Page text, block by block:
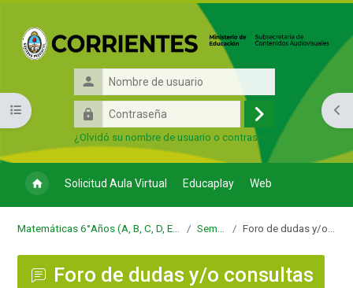
Nombre
de
usuario
Contraseña
Acceder
¿Olvidó su nombre de usuario o contraseña?
Solicitud Aula Virtual Educaplay Web
Abrir índice del curso
Foro de dudas y/o consultas